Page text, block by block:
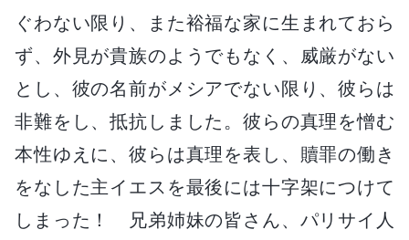
ぐわない限り、また裕福な家に生まれておら
ず、外見が貴族のようでもなく、威厳がない
とし、彼の名前がメシアでない限り、彼らは
非難をし、抵抗しました。彼らの真理を憎む
本性ゆえに、彼らは真理を表し、贖罪の働き
をなした主イエスを最後には十字架につけて
しまった！ 兄弟姉妹の皆さん、パリサイ人